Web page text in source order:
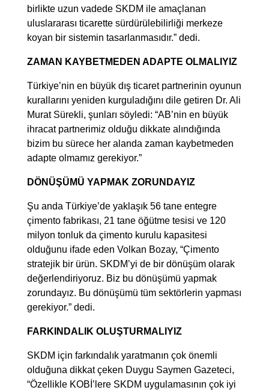
birlikte uzun vadede SKDM ile amaçlanan
uluslararası ticarette sürdürülebilirliği merkeze
koyan bir sistemin tasarlanmasıdır.” dedi.
ZAMAN KAYBETMEDEN ADAPTE OLMALIYIZ
Türkiye’nin en büyük dış ticaret partnerinin oyunun
kurallarını yeniden kurguladığını dile getiren Dr. Ali
Murat Sürekli, şunları söyledi: “AB’nin en büyük
ihracat partnerimiz olduğu dikkate alındığında
bizim bu sürece her alanda zaman kaybetmeden
adapte olmamız gerekiyor.”
DÖNÜŞÜMÜ YAPMAK ZORUNDAYIZ
Şu anda Türkiye’de yaklaşık 56 tane entegre
çimento fabrikası, 21 tane öğütme tesisi ve 120
milyon tonluk da çimento kurulu kapasitesi
olduğunu ifade eden Volkan Bozay, “Çimento
stratejik bir ürün. SKDM’yi de bir dönüşüm olarak
değerlendiriyoruz. Biz bu dönüşümü yapmak
zorundayız. Bu dönüşümü tüm sektörlerin yapması
gerekiyor.” dedi.
FARKINDALIK OLUŞTURMALIYIZ
SKDM için farkındalık yaratmanın çok önemli
olduğuna dikkat çeken Duygu Saymen Gazeteci,
“Özellikle KOBİ’lere SKDM uygulamasının çok iyi